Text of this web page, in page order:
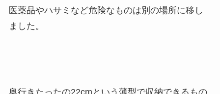
医薬品やハサミなど危険なものは別の場所に移し
ました。